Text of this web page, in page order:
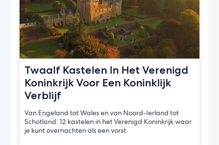
Twaalf Kastelen In Het Verenigd
Koninkrijk Voor Een Koninklijk
Verblijf
Van Engeland tot Wales en van Noord-Ierland tot
Schotland: 12 kastelen in het Verenigd Koninkrijk waar
je kunt overnachten als een vorst.